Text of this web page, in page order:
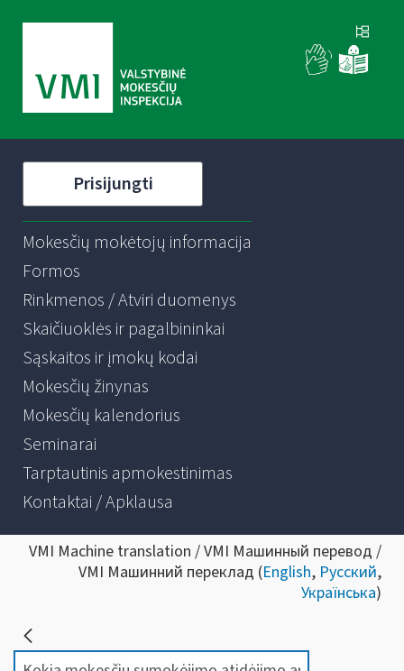
Prisijungti
Mokesčių mokėtojų informacija
Formos
Rinkmenos / Atviri duomenys
Skaičiuoklės ir pagalbininkai
Sąskaitos ir įmokų kodai
Mokesčių žinynas
Mokesčių kalendorius
Seminarai
Tarptautinis apmokestinimas
Kontaktai / Apklausa
VMI Machine translation / VMI Машинный перевод /
VMI Машинний переклад (English, Русский,
Українська)